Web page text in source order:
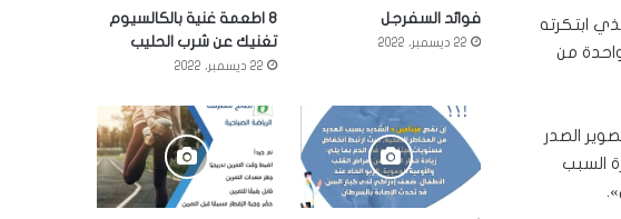
ابتكرته
من
الصدر
السبب
فوائد السفرجل
22 ديسمبر، 2022
8 اطعمة غنية بالكالسيوم
تغنيك عن شرب الحليب
22 ديسمبر، 2022